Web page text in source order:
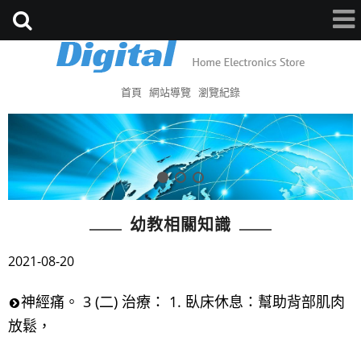
首頁 網站導覽 瀏覽紀錄
幼教相關知識
2021-08-20
神經痛。 3 (二) 治療： 1. 臥床休息：幫助背部肌肉
放鬆，